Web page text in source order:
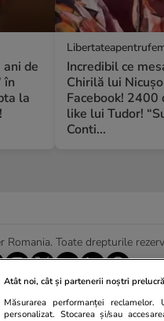
de
în
la
Incredibil ce
Chirilă lui
Facebook!
like lui Tudor!
Conti...
Romania. Toate drepturile
preferințe cookies
Atât noi, cât și partenerii noștri
Măsurarea performanței reclamelor.
personalizat. Stocarea și/sau